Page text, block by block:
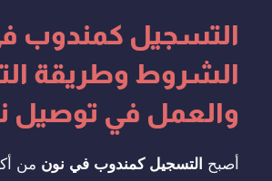
التسجيل كمندوب
الشروط وطريقة
والعمل في توصيل
أصبح التسجيل كمندوب في نون من